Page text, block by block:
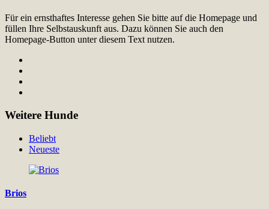
Für ein ernsthaftes Interesse gehen Sie bitte auf die Homepage und
füllen Ihre Selbstauskunft aus. Dazu können Sie auch den
Homepage-Button unter diesem Text nutzen.
Weitere Hunde
Beliebt
Neueste
Brios